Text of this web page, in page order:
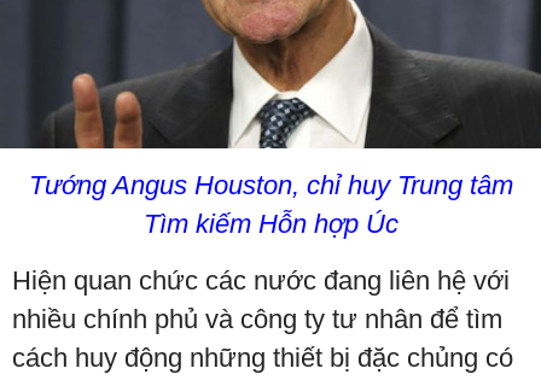
Tướng Angus Houston, chỉ huy Trung tâm
Tìm kiếm Hỗn hợp Úc
Hiện quan chức các nước đang liên hệ với
nhiều chính phủ và công ty tư nhân để tìm
cách huy động những thiết bị đặc chủng có